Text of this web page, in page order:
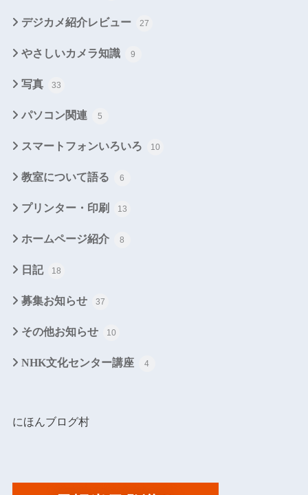
デジカメ紹介レビュー 27
やさしいカメラ知識 9
写真 33
パソコン関連 5
スマートフォンいろいろ 10
教室について語る 6
プリンター・印刷 13
ホームページ紹介 8
日記 18
募集お知らせ 37
その他お知らせ 10
NHK文化センター講座 4
にほんブログ村